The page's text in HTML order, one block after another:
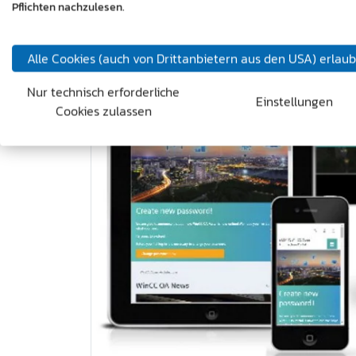
Pflichten nachzulesen.
Alle Cookies (auch von Drittanbietern aus den USA)
Nur technisch erforderliche
Cookies zulassen
Einstellungen